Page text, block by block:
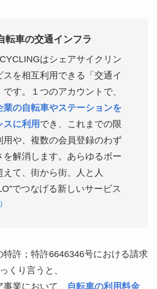
転車の交通インフラ
はシェアサイクリン
スを相互利用できる「交通イ
です。１つのアカウントで、
業の自転車やステーションを
スに利用 でき、これまでの限
用や、複数の会員登録のわず
を解消します。あらゆるボー
えて、街から街、人と人
でつなげる新しいサービス
特許；特許6646346号における請求
くり言うと、
事業において、
自転車の利用料金